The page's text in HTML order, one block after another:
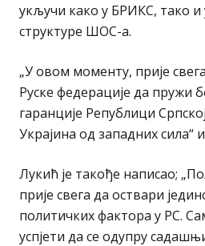
укључи како у БРИКС, тако и
структуре ШОС-а.
„У овом моменту, прије
Руске федерације да пружи
гаранције Републици
Украјина од западних сила“
Лукић је такође написао;
прије свега да оствари
политичких фактора у РС.
успјети да се одупру